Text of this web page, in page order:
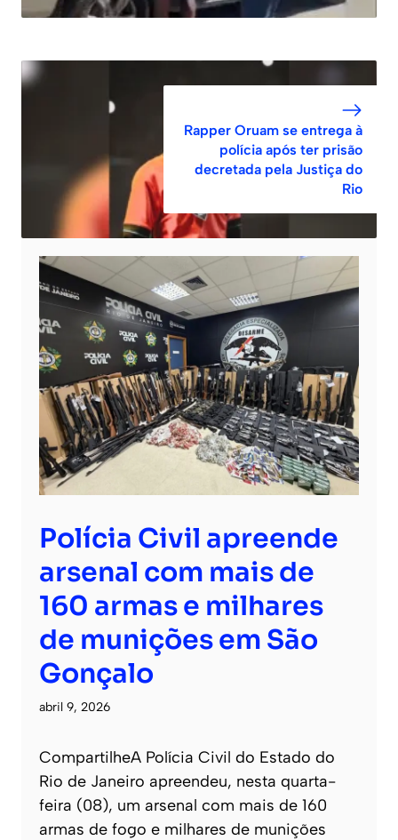
Rapper Oruam se entrega à
polícia após ter prisão
decretada pela Justiça do
Rio
Polícia Civil apreende
arsenal com mais de
160 armas e milhares
de munições em São
Gonçalo
abril 9, 2026
CompartilheA Polícia Civil do Estado do
Rio de Janeiro apreendeu, nesta quarta-
feira (08), um arsenal com mais de 160
armas de fogo e milhares de munições